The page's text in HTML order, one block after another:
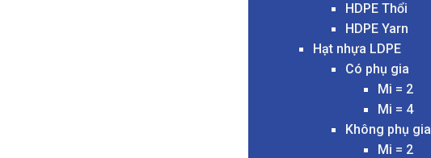
HDPE Thổi
HDPE Yarn
Hạt nhựa LDPE
Có phụ gia
Mi = 2
Mi = 4
Không phụ gia
Mi = 2